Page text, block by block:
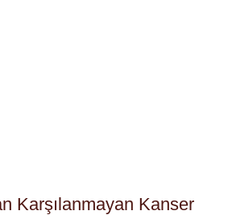
Karşılanmayan Kanser